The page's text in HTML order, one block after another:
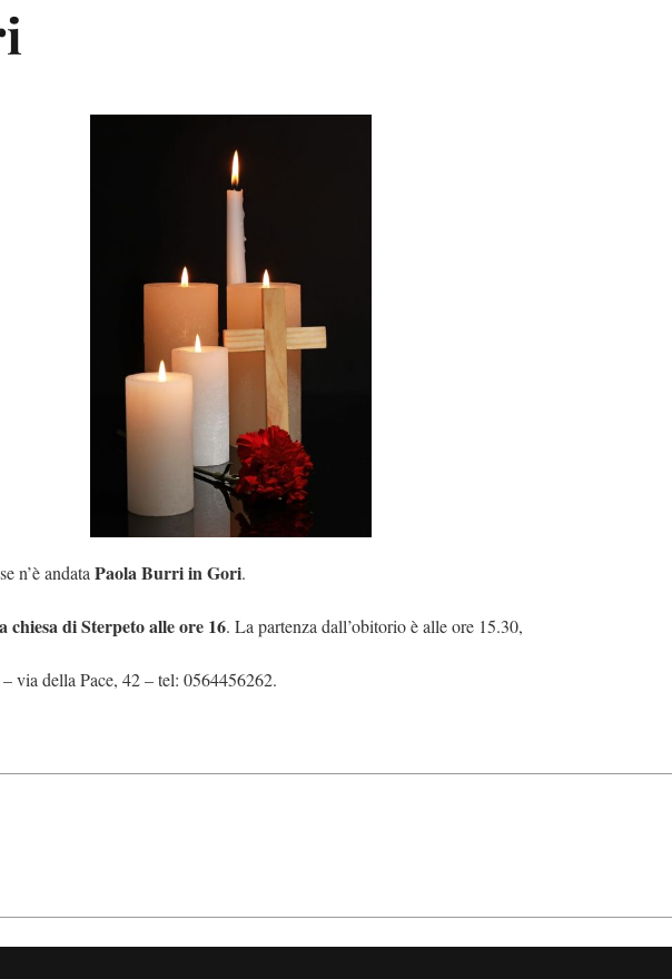
n’è andata Paola Burri in Gori.
chiesa di Sterpeto alle ore 16. La partenza dall’obitorio è alle ore 15.30,
– via della Pace, 42 – tel: 0564456262.